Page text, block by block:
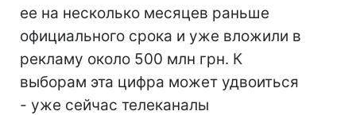
ее на несколько месяцев раньше
официального срока и уже вложили в
рекламу около 500 млн грн. К
выборам эта цифра может удвоиться
- уже сейчас телеканалы